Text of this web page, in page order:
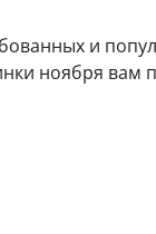
и
ноября